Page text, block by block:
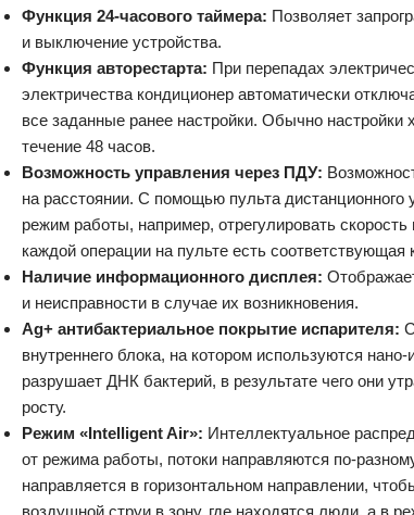
Функция 24-часового таймера: Позволяет
и выключение устройства.
Функция авторестарта: При перепадах
электричества кондиционер автоматически
все заданные ранее настройки. Обычно настройки
течение 48 часов.
Возможность управления через ПДУ:
на расстоянии. С помощью пульта
режим работы, например, отрегулировать
каждой операции на пульте есть соответствующая
Наличие информационного дисплея:
и неисправности в случае их возникновения.
Ag+ антибактериальное покрытие испарителя:
внутреннего блока, на котором используются
разрушает ДНК бактерий, в результате чего они
росту.
Режим «Intelligent Air»: Интеллектуальное
от режима работы, потоки направляются по-
направляется в горизонтальном направлении,
воздушной струи в зону, где находятся люди, а в